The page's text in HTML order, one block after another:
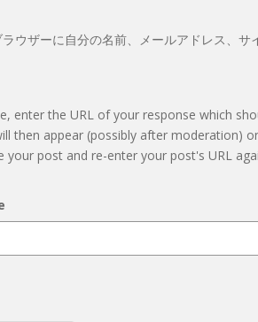
ウザーに自分の名前、メールアドレス、サ
enter the URL of your response which
then appear (possibly after moderation)
your post and re-enter your post's URL